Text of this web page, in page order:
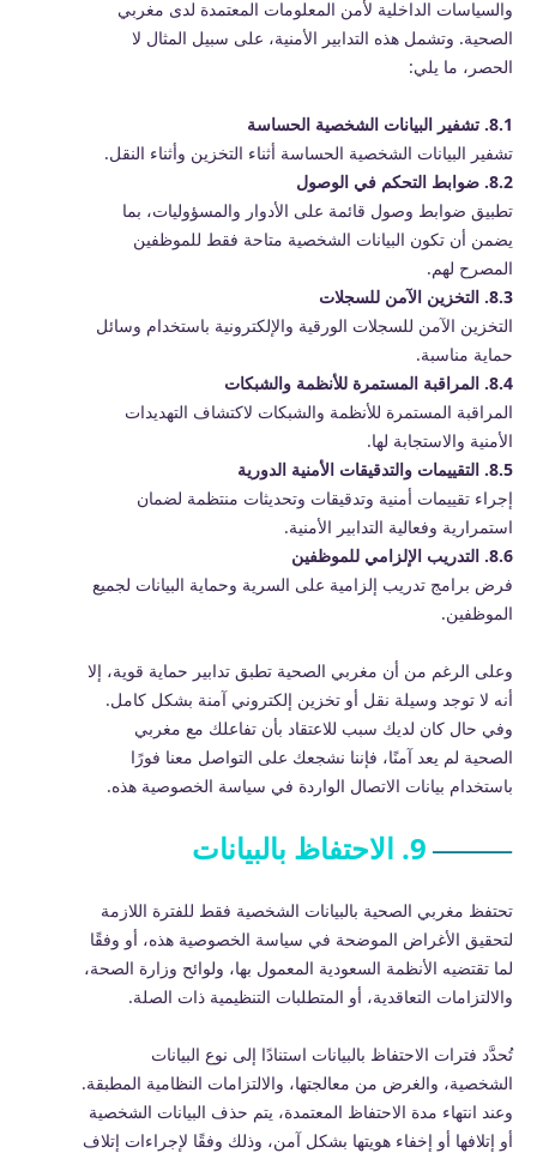
والسياسات الداخلية لأمن المعلومات المعتمدة لدى مغربي
الصحية. وتشمل هذه التدابير الأمنية، على سبيل المثال لا
الحصر، ما يلي:
8.1. تشفير البيانات الشخصية الحساسة
تشفير البيانات الشخصية الحساسة أثناء التخزين وأثناء النقل.
8.2. ضوابط التحكم في الوصول
تطبيق ضوابط وصول قائمة على الأدوار والمسؤوليات، بما
يضمن أن تكون البيانات الشخصية متاحة فقط للموظفين
المصرح لهم.
8.3. التخزين الآمن للسجلات
التخزين الآمن للسجلات الورقية والإلكترونية باستخدام وسائل
حماية مناسبة.
8.4. المراقبة المستمرة للأنظمة والشبكات
المراقبة المستمرة للأنظمة والشبكات لاكتشاف التهديدات
الأمنية والاستجابة لها.
8.5. التقييمات والتدقيقات الأمنية الدورية
إجراء تقييمات أمنية وتدقيقات وتحديثات منتظمة لضمان
استمرارية وفعالية التدابير الأمنية.
8.6. التدريب الإلزامي للموظفين
فرض برامج تدريب إلزامية على السرية وحماية البيانات لجميع
الموظفين.
وعلى الرغم من أن مغربي الصحية تطبق تدابير حماية قوية، إلا
أنه لا توجد وسيلة نقل أو تخزين إلكتروني آمنة بشكل كامل.
وفي حال كان لديك سبب للاعتقاد بأن تفاعلك مع مغربي
الصحية لم يعد آمنًا، فإننا نشجعك على التواصل معنا فورًا
باستخدام بيانات الاتصال الواردة في سياسة الخصوصية هذه.
9. الاحتفاظ بالبيانات
تحتفظ مغربي الصحية بالبيانات الشخصية فقط للفترة اللازمة
لتحقيق الأغراض الموضحة في سياسة الخصوصية هذه، أو وفقًا
لما تقتضيه الأنظمة السعودية المعمول بها، ولوائح وزارة الصحة،
والالتزامات التعاقدية، أو المتطلبات التنظيمية ذات الصلة.
تُحدَّد فترات الاحتفاظ بالبيانات استنادًا إلى نوع البيانات
الشخصية، والغرض من معالجتها، والالتزامات النظامية المطبقة.
وعند انتهاء مدة الاحتفاظ المعتمدة، يتم حذف البيانات الشخصية
أو إتلافها أو إخفاء هويتها بشكل آمن، وذلك وفقًا لإجراءات إتلاف